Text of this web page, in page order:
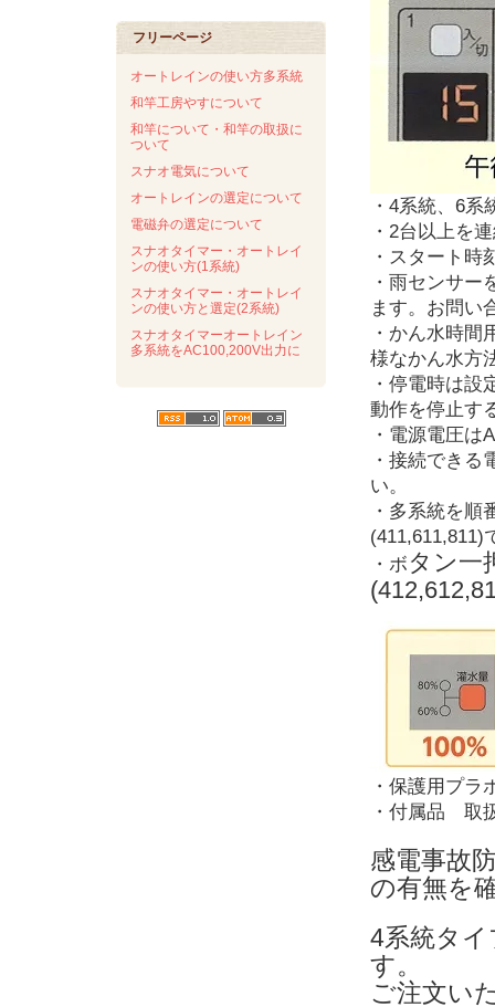
フリーページ
オートレインの使い方多系統
和竿工房やすについて
和竿について・和竿の取扱に
ついて
スナオ電気について
オートレインの選定について
電磁弁の選定について
スナオタイマー・オートレイ
ンの使い方(1系統)
スナオタイマー・オートレイ
ンの使い方と選定(2系統)
スナオタイマーオートレイン
多系統をAC100,200V出力に
・4系統、6
・2台以上を
・スタート時
・雨センサ
ます。お問い
・かん水時間
様なかん水方
・停電時は
動作を停止す
・電源電圧は
・接続できる
い。
・多系統を順
(411,611,811)
・ボ タン一
・保護用プラ
・付属品 取
感電事故
の有無を
4系統タ
す。
ご注文い